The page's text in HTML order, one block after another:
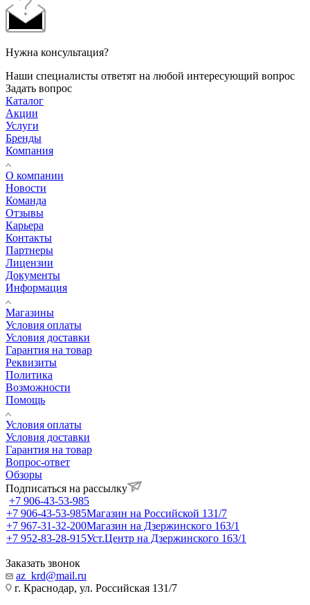
Нужна консультация?
Наши специалисты ответят на любой интересующий вопрос
Задать вопрос
Каталог
Акции
Услуги
Бренды
Компания
О компании
Новости
Команда
Отзывы
Карьера
Контакты
Партнеры
Лицензии
Документы
Информация
Магазины
Условия оплаты
Условия доставки
Гарантия на товар
Реквизиты
Политика
Возможности
Помощь
Условия оплаты
Условия доставки
Гарантия на товар
Вопрос-ответ
Обзоры
Подписаться на рассылку
+7 906-43-53-985
+7 906-43-53-985Магазин на Российской 131/7
+7 967-31-32-200Магазин на Дзержинского 163/1
+7 952-83-28-915Уст.Центр на Дзержинского 163/1
Заказать звонок
az_krd@mail.ru
г. Краснодар, ул. Российская 131/7